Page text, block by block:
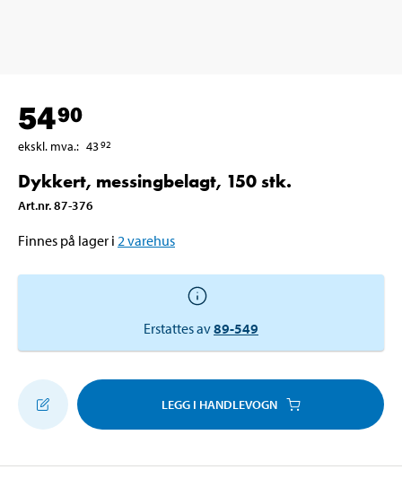
5490
ekskl. mva.: 4392
Dykkert, messingbelagt, 150 stk.
Art.nr.87-376
Finnes på lager i 2 varehus
Erstattes av89-549
LEGG I HANDLEVOGN